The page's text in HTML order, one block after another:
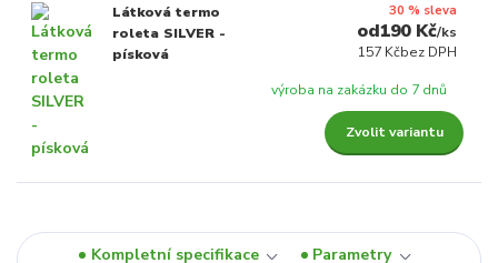
Látková termo
roleta SILVER -
písková
30 % sleva
190 Kč/ks
157 Kčbez DPH
výroba na zakázku do 7 dnů
Zvolit variantu
Kompletní specifikace Parametry